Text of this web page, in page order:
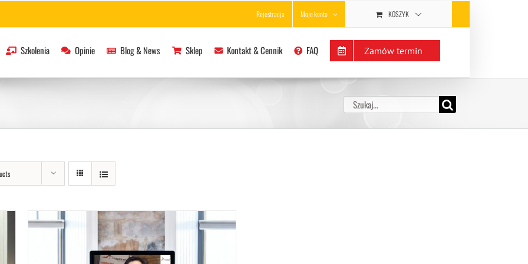
Rejestracja Moje konto KOSZYK
Szkolenia Opinie Blog & News Sklep Kontakt & Cennik FAQ Zamów termin
Szukaj